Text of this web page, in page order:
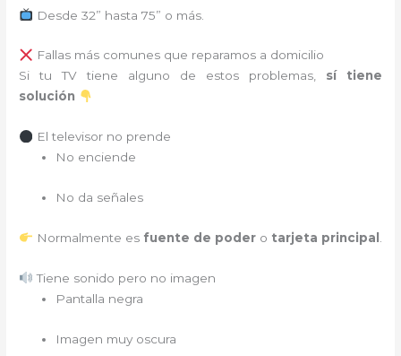
Desde 32” hasta 75” o más.
Fallas más comunes que reparamos a domicilio
Si tu TV tiene alguno de estos problemas, sí tiene
solución
El televisor no prende
No enciende
No da señales
Normalmente es fuente de podero tarjeta principal
Tiene sonido pero no imagen
Pantalla negra
Imagen muy oscura